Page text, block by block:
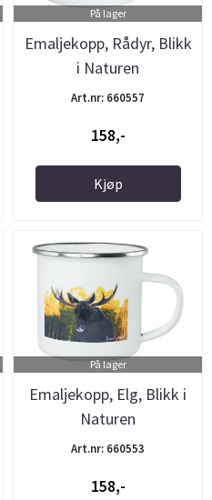
På lager
Emaljekopp, Rådyr, Blikk
i Naturen
Art.nr: 660557
158,-
Kjøp
På lager
Emaljekopp, Elg, Blikk i
Naturen
Art.nr: 660553
158,-